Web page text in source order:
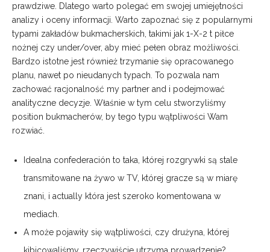
prawdziwe. Dlatego warto polegać em swojej umiejętności
analizy i oceny informacji. Warto zapoznać się z popularnymi
typami zakładów bukmacherskich, takimi jak 1-X-2 t piłce
nożnej czy under/over, aby mieć pełen obraz możliwości.
Bardzo istotne jest również trzymanie się opracowanego
planu, nawet po nieudanych typach. To pozwala nam
zachować racjonalność my partner and i podejmować
analityczne decyzje. Właśnie w tym celu stworzyliśmy
position bukmacherów, by tego typu wątpliwości Wam
rozwiać.
Idealna confederación to taka, której rozgrywki są stale
transmitowane na żywo w TV, której gracze są w miarę
znani, i actually która jest szeroko komentowana w
mediach.
A może pojawiły się wątpliwości, czy drużyna, której